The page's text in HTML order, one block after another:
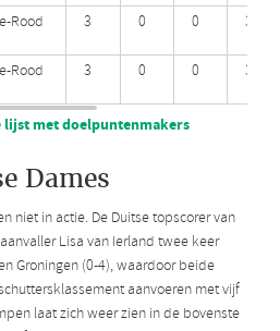
Rood 3 0 0 3
Rood 3 0 0 3
met doelpuntenmakers
Dames
niet in actie. De Duitse topscorer van
Lisa van Ierland twee keer
Groningen (0-4), waardoor beide
aanvoeren met vijf
laat zich weer zien in de bovenste